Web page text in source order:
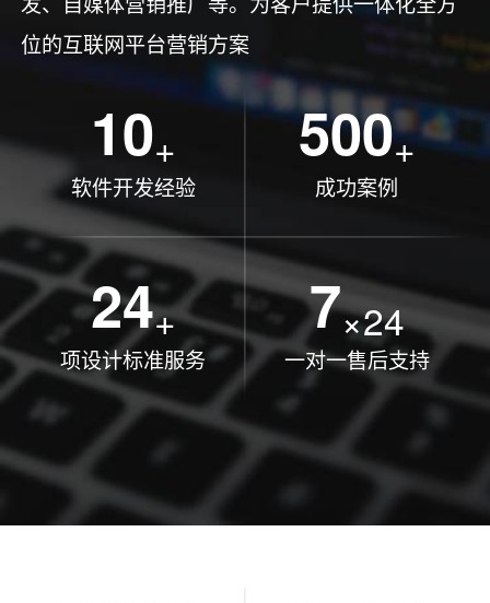
位的互联网平台营销方案
10+
软件开发经验
500+
成功案例
24+
项设计标准服务
7×24
一对一售后支持